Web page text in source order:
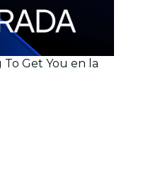
Get You en la